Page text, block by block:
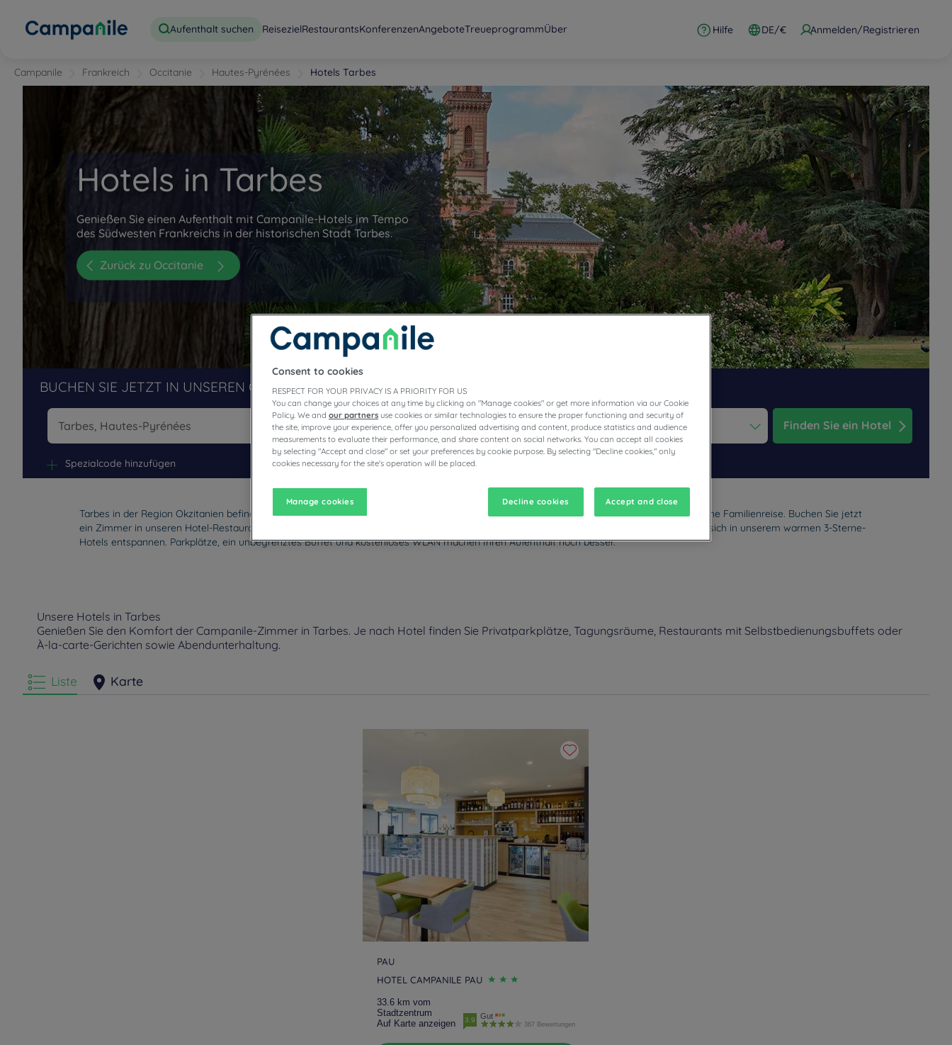
Aufenthalt suchen ReisezielRestaurantsKonferenzenAngeboteTreueprogrammÜber Hilfe DE/€ Anmelden/Registrieren
Campanile Frankreich Occitanie Hautes-Pyrénées Hotels Tarbes
Hotels in Tarbes
Genießen Sie einen Aufenthalt mit Campanile-Hotels im Tempo
des Südwesten Frankreichs in der historischen Stadt Tarbes.
Zurück zu Occitanie
BUCHEN SIE JETZT IN UNSEREN CAMPANILE HOTELS
Navigate forward to interact with the calendar and select a date. Press the question mark key to get the keyboard shortcuts for
Navigate backward to interact with the calendar and select a date. Press the question mark key to get the
Finden Sie ein Hotel
Spezialcode hinzufügen
Tarbes in der Region Okzitanien befindet sich nicht weit von den Bergen entfernt und ist eine ideale Stadt für ein Geschäftsseminar oder eine Familienreise. Buchen Sie jetzt
ein Zimmer in unseren Hotel-Restaurants Campanile. Sie können durch die Stadt und das Département Hautes-Pyrénées reisen, bevor Sie sich in unserem warmen 3-Sterne-
Hotels entspannen. Parkplätze, ein unbegrenztes Buffet und kostenloses WLAN machen Ihren Aufenthalt noch besser.
Unsere Hotels in Tarbes
Genießen Sie den Komfort der Campanile-Zimmer in Tarbes. Je nach Hotel finden Sie Privatparkplätze, Tagungsräume, Restaurants mit Selbstbedienungsbuffets oder
À-la-carte-Gerichten sowie Abendunterhaltung.
Liste Karte
PAU
HOTEL CAMPANILE PAU
33.6 km vom
Stadtzentrum
Auf Karte anzeigen
3.9 Gut
367 Bewertungen
Consent to cookies
RESPECT FOR YOUR PRIVACY IS A PRIORITY FOR US
You can change your choices at any time by clicking on "Manage cookies" or get more information via our Cookie
Policy. We and our partners use cookies or similar technologies to ensure the proper functioning and security of
the site, improve your experience, offer you personalized advertising and content, produce statistics and audience
measurements to evaluate their performance, and share content on social networks. You can accept all cookies
by selecting "Accept and close" or set your preferences by cookie purpose. By selecting "Decline cookies," only
cookies necessary for the site's operation will be placed.
Manage cookies Decline cookies Accept and close